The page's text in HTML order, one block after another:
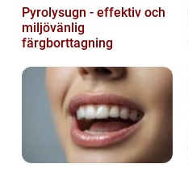
Pyrolysugn - effektiv och
miljövänlig
färgborttagning